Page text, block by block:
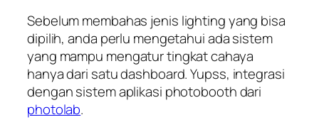
Sebelum membahas jenis lighting yang bisa
dipilih, anda perlu mengetahui ada sistem
yang mampu mengatur tingkat cahaya
hanya dari satu dashboard. Yupss, integrasi
dengan sistem aplikasi photobooth dari
photolab.